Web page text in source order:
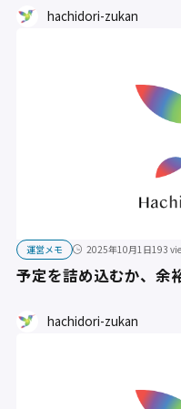
hachidori-zukan
運営メモ 2025年10月1日193
予定を詰め込むか、余
hachidori-zukan